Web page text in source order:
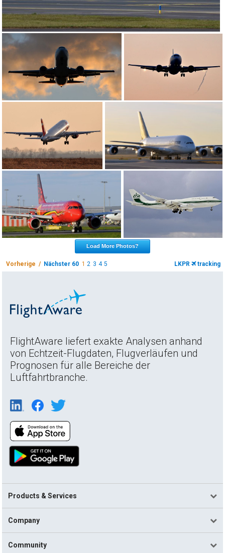
Load More Photos?
Vorherige / Nächster 60 1 2 3 4 5 LKPR tracking
FlightAware liefert exakte Analysen anhand
von Echtzeit-Flugdaten, Flugverläufen und
Prognosen für alle Bereiche der
Luftfahrtbranche.
Products & Services
Company
Community